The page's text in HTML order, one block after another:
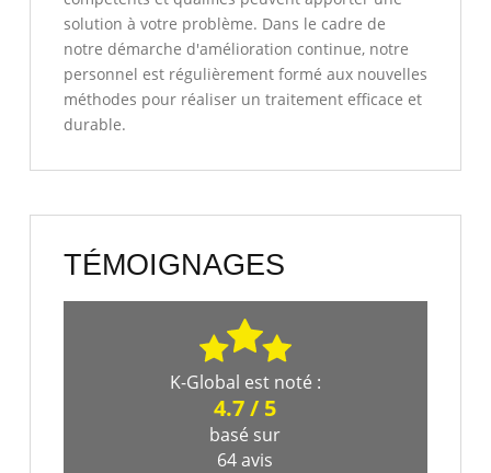
solution à votre problème. Dans le cadre de
notre démarche d'amélioration continue, notre
personnel est régulièrement formé aux nouvelles
méthodes pour réaliser un traitement efficace et
durable.
TÉMOIGNAGES
K-Global est noté :
4.7/ 5
basé sur
64avis